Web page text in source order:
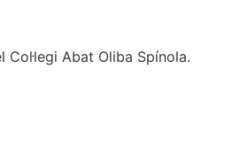
Col·legi Abat Oliba Spínola.